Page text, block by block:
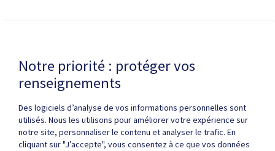
Politique de confidentialité Droits d'auteur / autorisation
Notre priorité : protéger vos
renseignements
Des logiciels d’analyse de vos informations personnelles sont
utilisés. Nous les utilisons pour améliorer votre expérience sur
notre site, personnaliser le contenu et analyser le trafic. En
cliquant sur "J’accepte", vous consentez à ce que vos données